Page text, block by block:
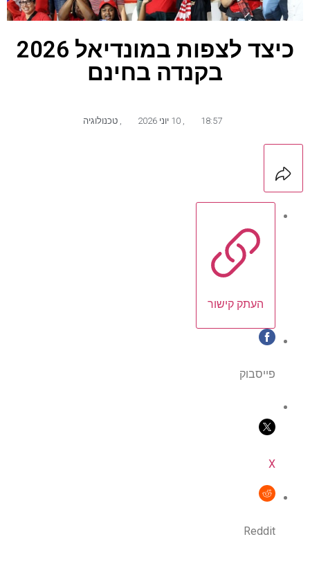
כיצד לצפות במונדיאל 2026
בקנדה בחינם
18:57 10 יוני 2026 טכנולוגיה
העתק קישור
פייסבוק
X
Reddit